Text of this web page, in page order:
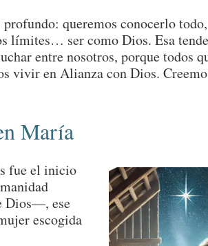
queremos conocerlo todo,
límites… ser como Dios. Esa
entre nosotros, porque todos
vivir en Alianza con Dios.
María
fue el inicio
Dios—, ese
escogida